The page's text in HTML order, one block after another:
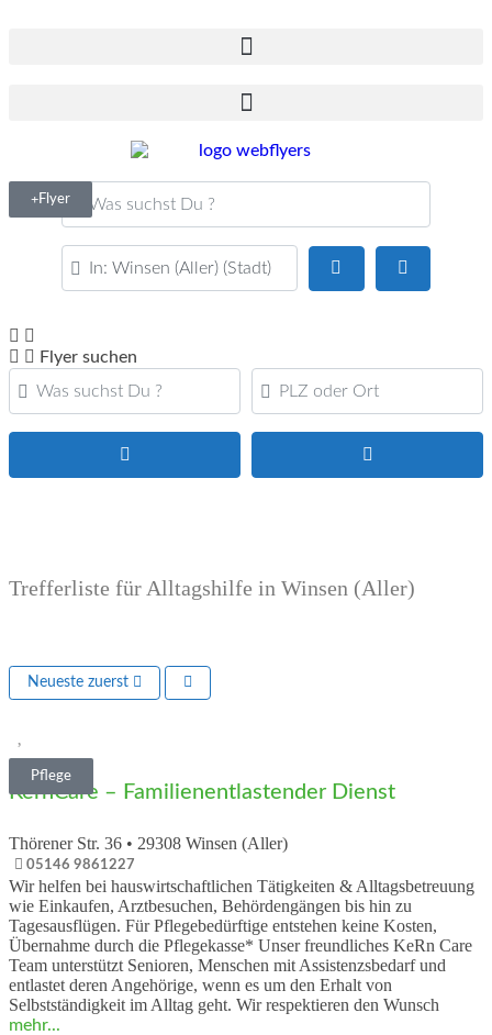
Flyer
PLZ oder Ort
Flyer suchen
Was suchst Du ?
PLZ oder Ort
Trefferliste für Alltagshilfe in Winsen (Aller)
Neueste zuerst
Vorheriges
Pflege
KernCare – Familienentlastender Dienst
Thörener Str. 36 • 29308 Winsen (Aller)
05146 9861227
Wir helfen bei hauswirtschaftlichen Tätigkeiten & Alltagsbetreuung
wie Einkaufen, Arztbesuchen, Behördengängen bis hin zu
Tagesausflügen. Für Pflegebedürftige entstehen keine Kosten,
Übernahme durch die Pflegekasse* Unser freundliches KeRn Care
Team unterstützt Senioren, Menschen mit Assistenzsbedarf und
entlastet deren Angehörige, wenn es um den Erhalt von
Selbstständigkeit im Alltag geht. Wir respektieren den Wunsch
mehr...